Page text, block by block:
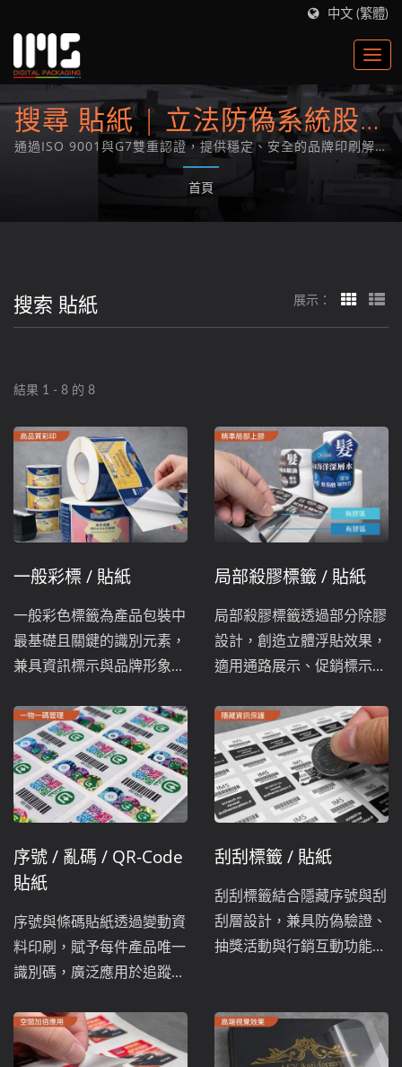
中文 (繁體)
搜尋 貼紙 | 立法防偽系統股份
有限公司
通過ISO 9001與G7雙重認證，提供穩定、安全的品牌印刷解決
方案。
首頁
搜索 貼紙 展示：
結果 1 - 8 的 8
一般彩標 / 貼紙
一般彩色標籤為產品包裝中
最基礎且關鍵的識別元素，
兼具資訊標示與品牌形象，
裝。
局部殺膠標籤 / 貼紙
局部殺膠標籤透過部分除膠
設計，創造立體浮貼效果，
適用通路展示、促銷標示與
序號 / 亂碼 / QR-Code
貼紙
序號與條碼貼紙透過變動資
料印刷，賦予每件產品唯一
識別碼，廣泛應用於追蹤管
刮刮標籤 / 貼紙
刮刮標籤結合隱藏序號與刮
刮層設計，兼具防偽驗證、
抽獎活動與行銷互動功能，